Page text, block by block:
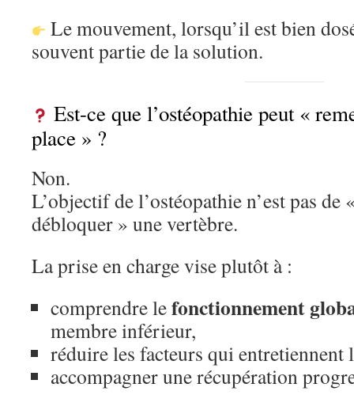
Le mouvement, lorsqu’il est bien
souvent partie de la solution.
Est-ce que l’ostéopathie peut «
place » ?
Non.
L’objectif de l’ostéopathie n’est pas
débloquer » une vertèbre.
La prise en charge vise plutôt à :
comprendre lefonctionnement
membre inférieur,
réduire les facteurs qui entretiennent
accompagner une récupération